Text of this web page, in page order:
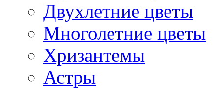
Двухлетние цветы
Многолетние цветы
Хризантемы
Астры